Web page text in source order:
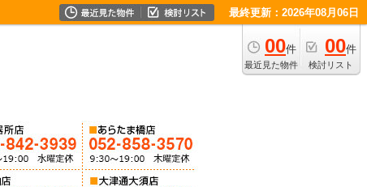
最終更新：2026年08月06日
00件
最近見た物件
00件
検討リスト